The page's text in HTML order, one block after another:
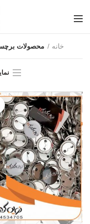
خانه محصولات